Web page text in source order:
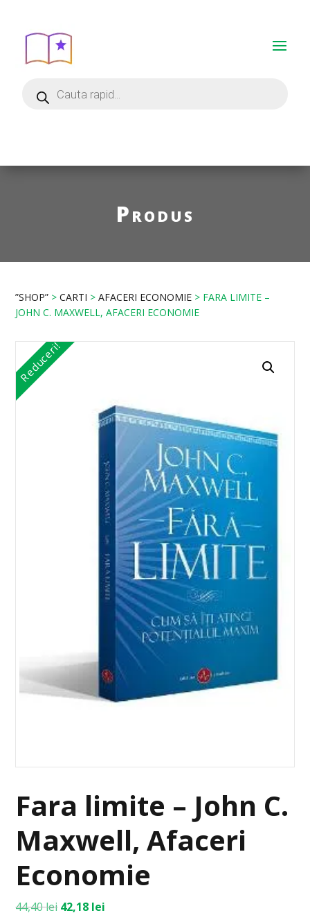
Produs
”SHOP” >CARTI >AFACERI ECONOMIE > FARA LIMITE –
JOHN C. MAXWELL, AFACERI ECONOMIE
Reduceri!
Fara limite – John C.
Maxwell, Afaceri
Economie
44,40lei 42,18 lei